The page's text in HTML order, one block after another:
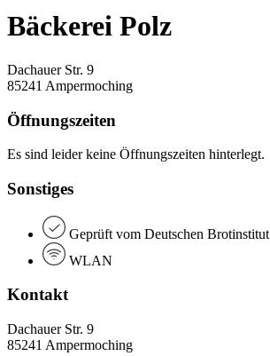
Bäckerei Polz
Dachauer Str. 9
85241 Ampermoching
Öffnungszeiten
Es sind leider keine Öffnungszeiten hinterlegt.
Sonstiges
Geprüft vom Deutschen Brotinstitut
WLAN
Kontakt
Dachauer Str. 9
85241 Ampermoching